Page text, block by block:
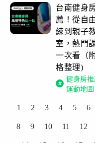
台南健身
薦！從自
練到親子
室，熱門
一次看（
格整理)
健身房
運動地圖
1 2 3 4 5 6
8 9 10 11 12